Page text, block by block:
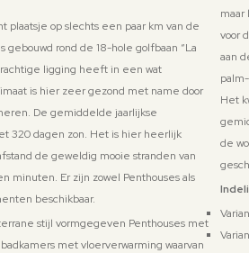
plaatsje op slechts een paar km van de
gebouwd rond de 18-hole golfbaan “La
ligging heeft in een wat
is hier zeer gezond met name door
De gemiddelde jaarlijkse
320 dagen zon. Het is hier heerlijk
de geweldig mooie stranden van
minuten. Er zijn zowel Penthouses als
beschikbaar.
stijl vormgegeven Penthouses met
met vloerverwarming waarvan
maar
voor
aan
Het
de